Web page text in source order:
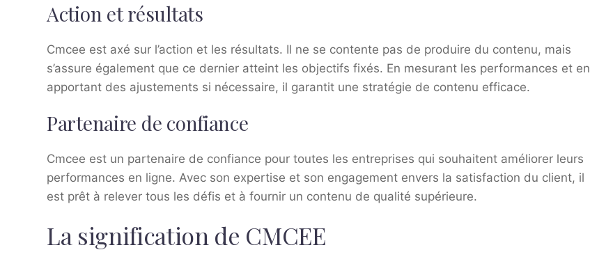
Action et résultats
Cmcee est axé sur l’action et les résultats. Il ne se contente pas de produire du contenu, mais
s’assure également que ce dernier atteint les objectifs fixés. En mesurant les performances et en
apportant des ajustements si nécessaire, il garantit une stratégie de contenu efficace.
Partenaire de confiance
Cmcee est un partenaire de confiance pour toutes les entreprises qui souhaitent améliorer leurs
performances en ligne. Avec son expertise et son engagement envers la satisfaction du client, il
est prêt à relever tous les défis et à fournir un contenu de qualité supérieure.
La signification de CMCEE